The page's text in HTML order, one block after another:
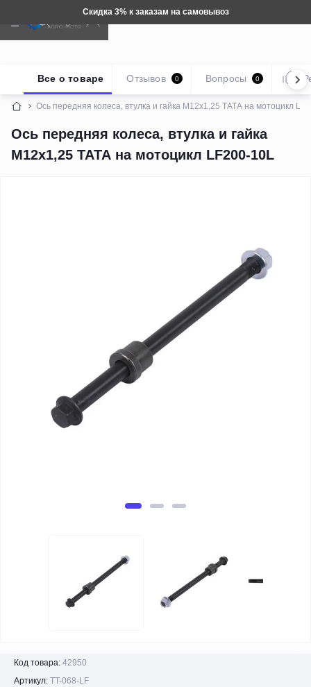
Скидка 3% к заказам на самовывоз
Ось передняя колеса, втулка и гайка М12x1,25 ТАТА на мотоцикл
Ось передняя колеса, втулка и гайка
М12x1,25 ТАТА на мотоцикл LF200-10L
Все о товаре Отзывов 0 Вопросы 0
Код товара: 42950
Артикул: TT-068-LF